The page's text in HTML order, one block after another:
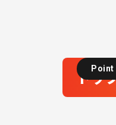
Point
トッ